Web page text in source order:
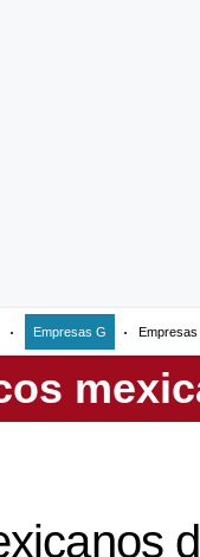
Empresas G Empresas